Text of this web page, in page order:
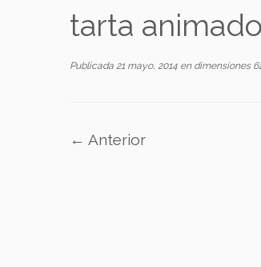
tarta
Publicada 21 mayo, 2014 en dimensiones
← Anterior